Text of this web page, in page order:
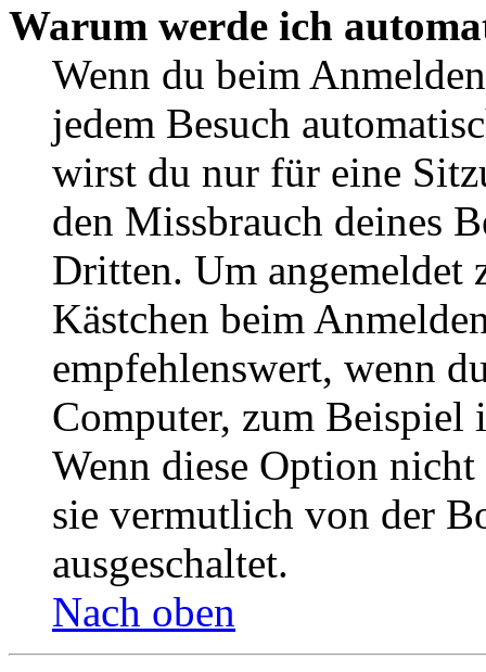
Warum werde ich
Wenn du beim
jedem Besuch
wirst du nur für eine
den Missbrauch deines
Dritten. Um angemeldet
Kästchen beim
empfehlenswert, wenn
Computer, zum Beispiel
Wenn diese Option
sie vermutlich von der
ausgeschaltet.
Nach oben